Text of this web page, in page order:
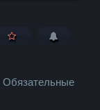
Обязательные